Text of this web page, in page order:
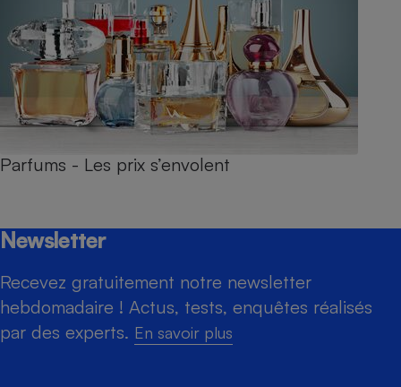
Parfums - Les prix s’envolent
Newsletter
Recevez gratuitement notre newsletter
hebdomadaire ! Actus, tests, enquêtes réalisés
par des experts. En savoir plus